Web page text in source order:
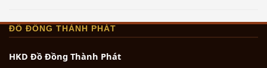
ĐỒ ĐỒNG THÀNH PHÁT
HKD Đồ Đồng Thành Phát